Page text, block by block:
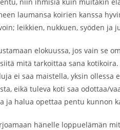
laumansa koirien kanssa
leikkien, nukkuen, syöden
elokuussa, jos vain se
mitä tarkoittaa sana
ei saa maistella, yksin
eikä tuleva koti saa odottaa/
ja halua opettaa pentu kunnon
hänelle loppuelämän